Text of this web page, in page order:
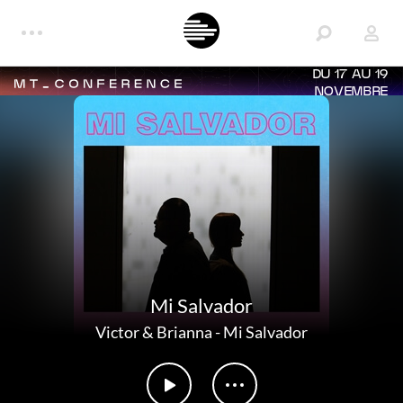
DU 17 AU 19
NOVEMBRE
Mi Salvador
Victor & Brianna-Mi Salvador